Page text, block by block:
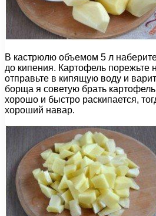
В кастрюлю объемом 5 л
до кипения. Картофель порежьте
отправьте в кипящую воду и
борща я советую брать
хорошо и быстро раскипается,
хороший навар.